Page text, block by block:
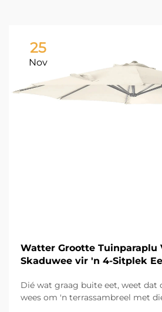
25
Nov
Watter Grootte Tuinparaplu
Skaduwee vir 'n 4-Sitplek
Dié wat graag buite eet, weet dat
wees om 'n terrassambreel met